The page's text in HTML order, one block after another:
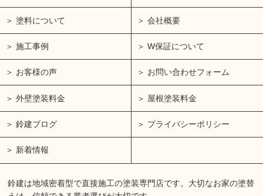
塗料について 会社概要
施工事例 W保証について
お客様の声 お問い合わせフォーム
外壁塗装料金 屋根塗装料金
鈴建ブログ プライバシーポリシー
新着情報
鈴建は地域密着型で直接施工の塗装専門店です。大切なお家の塗替